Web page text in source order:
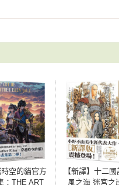
政治暴政與托爾金《魔戒》
物及超級魔物戰鬥……本書
時空的貓官方
：THE ART
【新譯】十二國
風之海 迷宮之